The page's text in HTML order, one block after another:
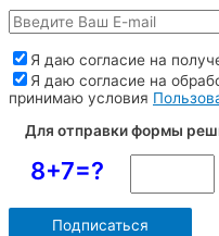
Я даю согласие на
Я даю согласие на
принимаю условия
Для отправки формы
8+7=?